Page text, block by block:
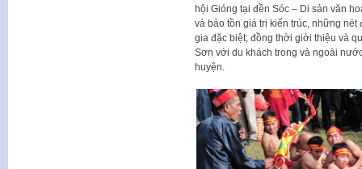
hội Gióng tại đền Sóc – Di sản văn
và bảo tồn giá trị kiến trúc, những
gia đặc biệt; đồng thời giới thiệu và
Sơn với du khách trong và ngoài
huyện.